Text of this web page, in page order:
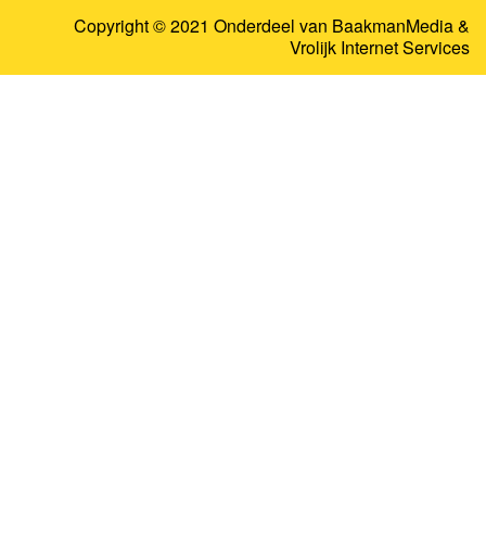
Copyright © 2021 Onderdeel van BaakmanMedia&
Vrolijk Internet Services